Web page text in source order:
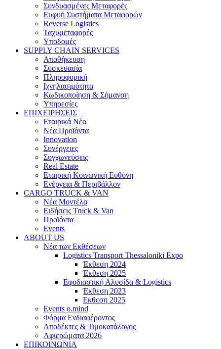
Συνδυασμένες Μεταφορές
Ευφυή Συστήματα Μεταφορών
Reverse Logistics
Ταχυμεταφορές
Υποδομές
SUPPLY CHAIN SERVICES
Αποθήκευση
Συσκευασία
Πληροφορική
Ιχνηλασιμότητα
Κωδικοποίηση & Σήμανση
Υπηρεσίες
ΕΠΙΧΕΙΡΗΣΕΙΣ
Εταιρικά Νέα
Νέα Προϊόντα
Innovation
Συνέργειες
Συγχωνεύσεις
Real Estate
Εταιρική Κοινωνική Ευθύνη
Ενέργεια & Περιβάλλον
CARGO TRUCK & VAN
Νέα Μοντέλα
Ειδήσεις Truck & Van
Προϊόντα
Events
ABOUT US
Νέα των Εκθέσεων
Logistics Transport Thessaloniki Expo
Έκθεση 2024
Έκθεση 2025
Εφοδιαστική Αλυσίδα & Logistics
Έκθεση 2023
Εκθεση 2025
Events o.mind
Φόρμα Ενδιαφέροντος
Αποδέκτες & Τιμοκατάλογος
Αφιερώματα 2026
ΕΠΙΚΟΙΝΩΝΙΑ